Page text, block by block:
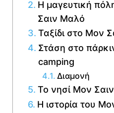
Η μαγευτική
Σαιν Μαλό
Ταξίδι στο Μον
Στάση στο
camping
Διαμονή
Το νησί Μον
Η ιστορία του